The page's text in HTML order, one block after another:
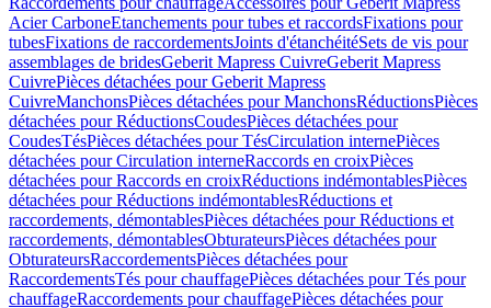
Acier CarboneEtanchements pour tubes et raccordsFixations pour
tubesFixations de raccordementsJoints d'étanchéitéSets de vis pour
assemblages de bridesGeberit Mapress CuivreGeberit Mapress
CuivrePièces détachées pour Geberit Mapress
CuivreManchonsPièces détachées pour ManchonsRéductionsPièces
détachées pour RéductionsCoudesPièces détachées pour
CoudesTésPièces détachées pour TésCirculation internePièces
détachées pour Circulation interneRaccords en croixPièces
détachées pour Raccords en croixRéductions indémontablesPièces
détachées pour Réductions indémontablesRéductions et
raccordements, démontablesPièces détachées pour Réductions et
raccordements, démontablesObturateursPièces détachées pour
ObturateursRaccordementsPièces détachées pour
RaccordementsTés pour chauffagePièces détachées pour Tés pour
chauffageRaccordements pour chauffagePièces détachées pour